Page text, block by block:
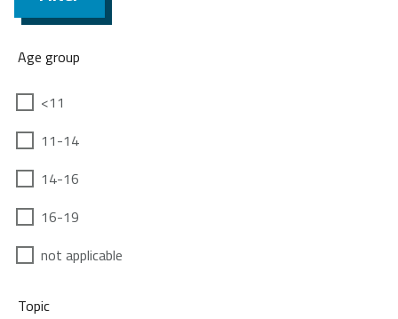
Age group
<11
11-14
14-16
16-19
not applicable
Topic